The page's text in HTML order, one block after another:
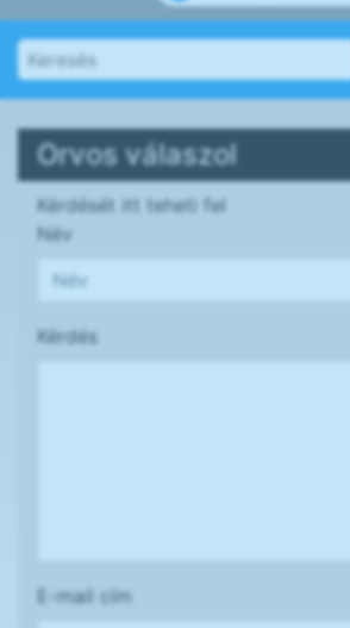
Orvos válaszol
Kérdését itt teheti fel
Név
Kérdés
E-mail cím